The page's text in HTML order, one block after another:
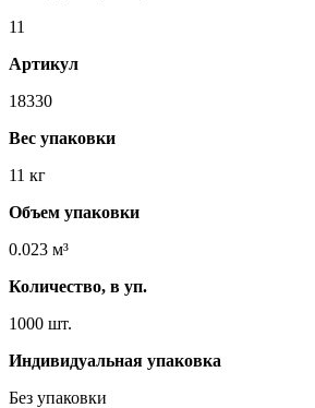
11
Артикул
18330
Вес упаковки
11 кг
Объем упаковки
0.023 м³
Количество, в уп.
1000 шт.
Индивидуальная упаковка
Без упаковки